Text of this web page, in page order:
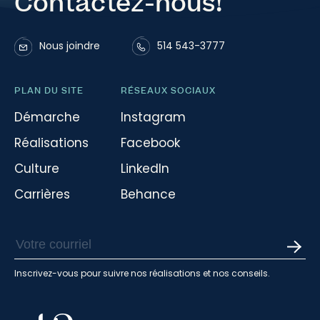
Nous joindre 514 543-3777
PLAN DU SITE
Démarche
Réalisations
Culture
Carrières
RÉSEAUX SOCIAUX
Instagram
Facebook
LinkedIn
Behance
Inscrivez-vous pour suivre nos réalisations et nos conseils.